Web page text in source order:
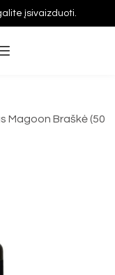
įsivaizduoti.
Magoon Braškė (50